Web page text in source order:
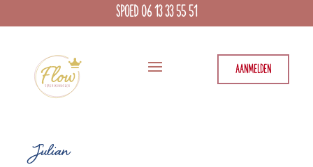
SPOED 06 13 33 55 51
AANMELDEN
Julian